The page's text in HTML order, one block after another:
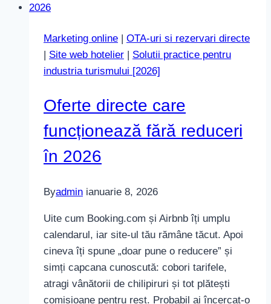
diferit
oaspeții
în
Marketing online
OTA-uri si rezervari directe
Site web hotelier
Solutii practice pentru
industria turismului [2026]
Oferte directe care
funcționează fără reduceri
în 2026
Byadmin ianuarie 8, 2026
Uite cum Booking.com și Airbnb îți umplu
calendarul, iar site-ul tău rămâne tăcut. Apoi
cineva îți spune „doar pune o reducere” și
simți capcana cunoscută: cobori tarifele,
atragi vânătorii de chilipiruri și tot plătești
comisioane pentru rest. Probabil ai încercat-o